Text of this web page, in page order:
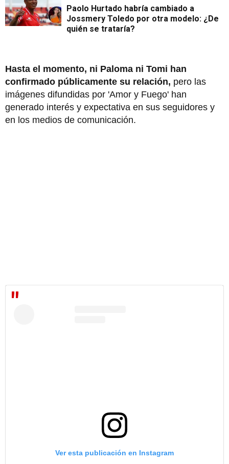
Paolo Hurtado habría cambiado a
Jossmery Toledo por otra modelo: ¿De
quién se trataría?
Hasta el momento, ni Paloma ni Tomi han
confirmado públicamente su relación, pero las
imágenes difundidas por 'Amor y Fuego' han
generado interés y expectativa en sus seguidores y
en los medios de comunicación.
Ver esta publicación en Instagram